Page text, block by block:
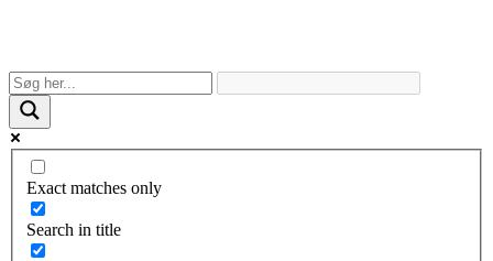
Exact matches only
Search in title